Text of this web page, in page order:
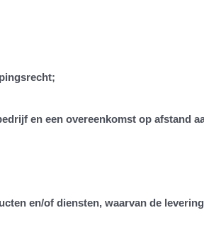
en een overeenkomst op afstand
en/of diensten, waarvan de